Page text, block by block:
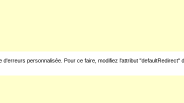
personnalisée. Pour ce faire, modifiez l'attribut